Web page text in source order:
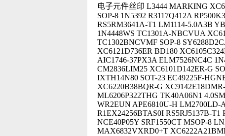
电子元件丝印 L3444 MARKING
SOP-8 1N5392 R3117Q412A
RS5RM3641A-T1 LM1114-5.0A3B
1N4448WS TC1301A-NBCVUA
TC1302BNCVMF SOP-8
XC6121D736ER BD180
AIC1746-37PX3A ELM7526NC4C
CM2836LIM25 XC6101D142ER-G
IXTH14N80 SOT-23 EC49225F-
XC6220B38BQR-G
ML6206P322THG TK40A06N1
WR2EUN APE6810U-H LM2700LD-
R1EX24256BTAS0I RS5RJ5137B-T1
NCE40P05Y SRF1550CT MSOP-8
MAX6832VXRD0+T